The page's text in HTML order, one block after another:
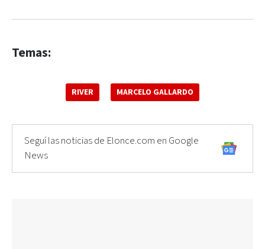
Temas:
RIVER MARCELO GALLARDO
Seguí las noticias de Elonce.com en Google
News